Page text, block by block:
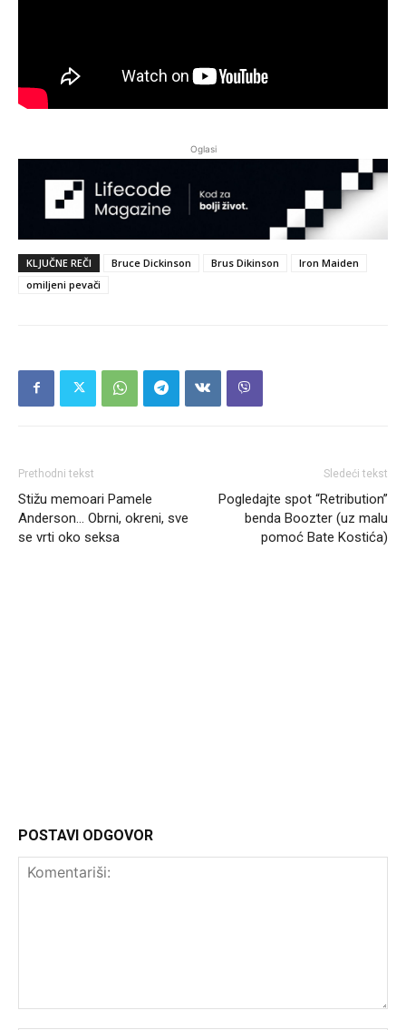
Oglasi
KLJUČNE REČI Bruce Dickinson Brus Dikinson
Iron Maiden
omiljeni pevači
Prethodni tekst
Stižu memoari Pamele
Anderson… Obrni, okreni, sve
se vrti oko seksa
Sledeći tekst
Pogledajte spot “Retribution”
benda Boozter (uz malu
pomoć Bate Kostića)
POSTAVI ODGOVOR